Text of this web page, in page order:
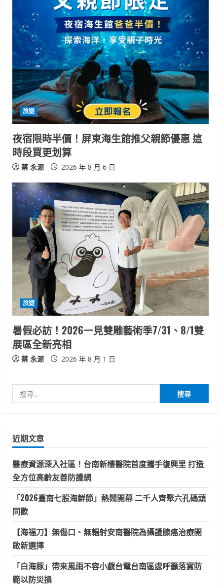
旅遊
夜宿限時半價！屏東海生館推父親節優惠 這
時段買更划算
蔡 永源 2026 年 8 月 6 日
旅遊
暑假必訪！2026一見雙雕藝術季7/31、8/1雙
展區全新亮相
蔡 永源 2026 年 8 月 1 日
尋
字:
近期文章
醫療資源深入社區！台南新樓醫院首度攜手復興里 打造
全方位高齡友善防護網
「2026臺南七股海鮮節」熱鬧開幕 二千人齊聚六孔碼頭
同歡
【海福刀】無傷口、無輻射安南醫院為攝護腺癌治療開
啟新選擇
「白海豚」帶來風雨不容小覷台電台南區處呼籲落實防
範以防災損